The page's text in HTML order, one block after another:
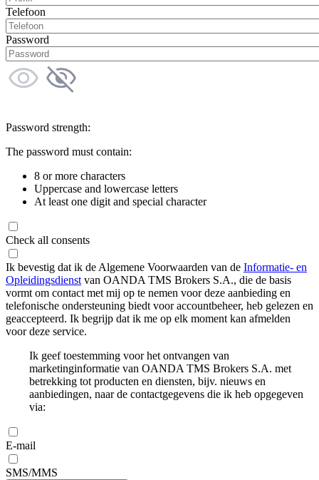
Telefoon
Password
Password strength:
The password must contain:
8 or more characters
Uppercase and lowercase letters
At least one digit and special character
Check all consents
Ik bevestig dat ik de Algemene Voorwaarden van de Informatie- en
Opleidingsdienst van OANDA TMS Brokers S.A., die de basis
vormt om contact met mij op te nemen voor deze aanbieding en
telefonische ondersteuning biedt voor accountbeheer, heb gelezen en
geaccepteerd. Ik begrijp dat ik me op elk moment kan afmelden
voor deze service.
Ik geef toestemming voor het ontvangen van
marketinginformatie van OANDA TMS Brokers S.A. met
betrekking tot producten en diensten, bijv. nieuws en
aanbiedingen, naar de contactgegevens die ik heb opgegeven
via:
E-mail
SMS/MMS